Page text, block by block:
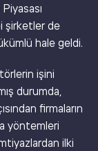
şirketler de
hale geldi.
işini
durumda,
firmaların
yöntemleri
ilki